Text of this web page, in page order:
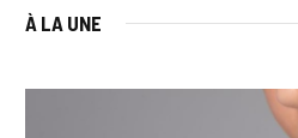
À LA UNE